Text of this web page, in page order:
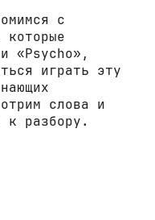
с
которые
«Psycho»,
играть эту
слова и
к разбору.